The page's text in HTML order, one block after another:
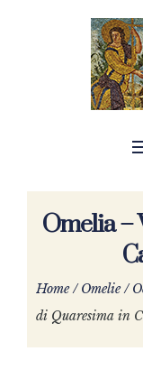
Omelia –
Home /Omelie /
di Quaresima in